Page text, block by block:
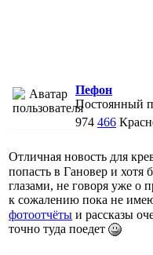
Пефон
Постоянный
974 466
Отличная новость для
попасть в Гановер и хотя
глазами, не говоря уже о
к сожалению пока не
фотоотчёты и рассказы
точно туда поедет